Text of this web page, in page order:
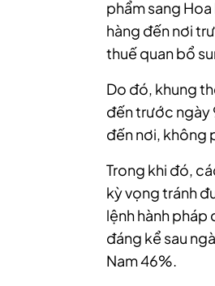
phẩm sang
hàng đến nơi
thuế quan bổ
Do đó, khung
đến trước ngày
đến nơi, không
Trong khi đó,
kỳ vọng tránh
lệnh hành pháp
đáng kể sau
Nam 46%.